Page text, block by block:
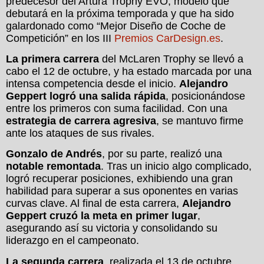
debutará en la próxima temporada y que ha sido
galardonado como “Mejor Diseño de Coche de
Competición” en los III Premios CarDesign.es.
La primera carrera del McLaren Trophy se llevó a
cabo el 12 de octubre, y ha estado marcada por una
intensa competencia desde el inicio. Alejandro
Geppert logró una salida rápida, posicionándose
entre los primeros con suma facilidad. Con una
estrategia de carrera agresiva, se mantuvo firme
ante los ataques de sus rivales.
Gonzalo de Andrés, por su parte, realizó una
notable remontada. Tras un inicio algo complicado,
logró recuperar posiciones, exhibiendo una gran
habilidad para superar a sus oponentes en varias
curvas clave. Al final de esta carrera, Alejandro
Geppert cruzó la meta en primer lugar,
asegurando así su victoria y consolidando su
liderazgo en el campeonato.
La segunda carrera , realizada el 13 de octubre,